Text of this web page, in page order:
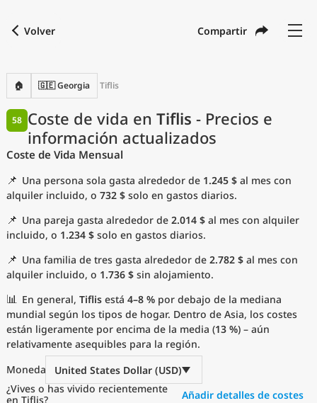
Volver Compartir
🏠 🇬🇪 Georgia Tiflis
Coste de vida en Tiflis - Precios e
información actualizados
58
Coste de Vida Mensual
📌 Una persona sola gasta alrededor de 1.245 $ al mes con
alquiler incluido, o 732 $ solo en gastos diarios.
📌 Una pareja gasta alrededor de 2.014 $ al mes con alquiler
incluido, o 1.234 $ solo en gastos diarios.
📌 Una familia de tres gasta alrededor de 2.782 $ al mes con
alquiler incluido, o 1.736 $ sin alojamiento.
📊 En general, Tiflis está 4–8 % por debajo de la mediana
mundial según los tipos de hogar. Dentro de Asia, los costes
están ligeramente por encima de la media (13 %) – aún
relativamente asequibles para la región.
Moneda
United States Dollar (USD)
¿Vives o has vivido recientemente
en Tiflis?
Añadir detalles de costes
con
Idioma
Moneda USD
United States Dollar
Unidades de medida
Índice del coste de vida
Ciudades más populares
Ciudades asequibles por tamaño
Precios actuales por ciudad
Precios actuales por país